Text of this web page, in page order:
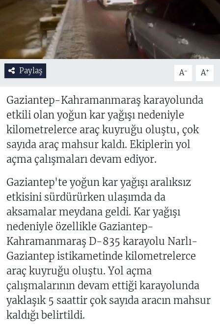
Paylaş A- A+
Gaziantep-Kahramanmaraş karayolunda
etkili olan yoğun kar yağışı nedeniyle
kilometrelerce araç kuyruğu oluştu, çok
sayıda araç mahsur kaldı. Ekiplerin yol
açma çalışmaları devam ediyor.
Gaziantep'te yoğun kar yağışı aralıksız
etkisini sürdürürken ulaşımda da
aksamalar meydana geldi. Kar yağışı
nedeniyle özellikle Gaziantep-
Kahramanmaraş D-835 karayolu Narlı-
Gaziantep istikametinde kilometrelerce
araç kuyruğu oluştu. Yol açma
çalışmalarının devam ettiği karayolunda
yaklaşık 5 saattir çok sayıda aracın mahsur
kaldığı belirtildi.